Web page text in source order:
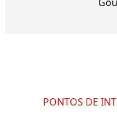
PONTOS DE